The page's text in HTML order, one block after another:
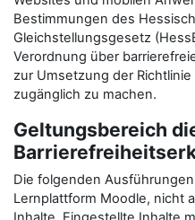
Bestimmungen des
Gleichstellungsgesetz
Verordnung über
zur Umsetzung der
zugänglich zu machen.
Geltungsbereich
Die folgenden
Lernplattform Moodle, nicht